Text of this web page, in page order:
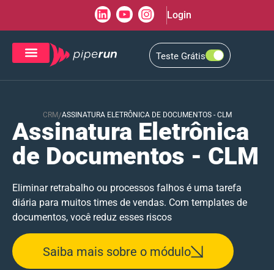
Login
Teste Grátis
CRM/ASSINATURA ELETRÔNICA DE DOCUMENTOS - CLM​
Assinatura Eletrônica
de Documentos - CLM
Eliminar retrabalho ou processos falhos é uma tarefa
diária para muitos times de vendas. Com templates de
documentos, você reduz esses riscos
Saiba mais sobre o módulo